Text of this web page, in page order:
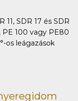
11, SDR 17 és SDR
PE 100 vagy PE80
os leágazások